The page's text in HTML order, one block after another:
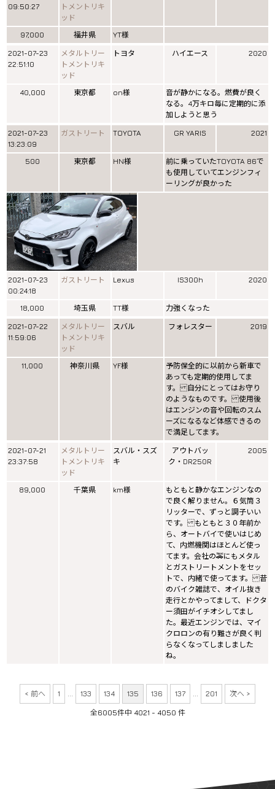
09:50:27
トメントリキ
ッド
97,000
福井県
YT様
2021-07-23
22:51:10
メタルトリー
トメントリキ
ッド
トヨタ ハイエース 2020
40,000 東京都 on様
音が静かになる。燃費が良く
なる。4万キロ毎に定期的に添
加しようと思う
2021-07-23
13:23:09
ガストリート TOYOTA GR YARIS 2021
500 東京都 HN様
前に乗っていたTOYOTA 86で
も使用していてエンジンフィ
ーリングが良かった
2021-07-23
00:24:18
ガストリート Lexus IS300h 2020
18,000 埼玉県 TT様
力強くなった
2021-07-22
11:59:06
メタルトリー
トメントリキ
ッド
スバル フォレスター 2019
11,000 神奈川県 YF様
予防保全的に以前から新車で
あっても定期的使用してま
す。 自分にとってはお守り
のようなものです。 使用後
はエンジンの音や回転のスム
ーズになるなど体感できるの
で満足してます。
2021-07-21
23:37:58
メタルトリー
トメントリキ
ッド
スバル・スズ
キ
アウトバッ
ク・DR250R
2005
89,000 千葉県 km様
もともと静かなエンジンなの
で良く解りません。６気筒３
リッターで、ずっと調子いい
です。 もともと３０年前か
ら、オートバイで使いはじめ
て、内燃機関はほとんど使っ
てます。会社の🚕にもメタル
とガストリートメントをセッ
トで、内緒で使ってます。 昔
のバイク雑誌で、オイル抜き
走行とかやってまして、ドクタ
ー須田がイチオシしてまし
た。最近エンジンでは、マイ
クロロンの有り難さが良く判
らなくなってしましました
ね。
< 前へ 1 133 134 135 136 137 201 次へ >
全6005件中 4021 - 4050 件